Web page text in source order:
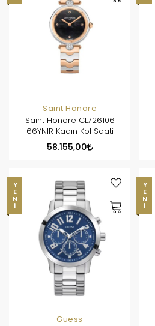
Saint Honore
Saint Honore CL726106
66YNIR Kadın Kol Saati
58.155,00
YENI
Guess
YENI